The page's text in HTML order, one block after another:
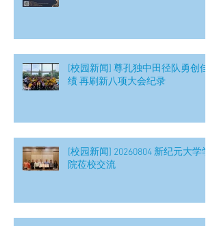
[校园新闻] 尊孔独中田径队勇创佳
绩 再刷新八项大会纪录
[校园新闻] 20260804 新纪元大学学
院莅校交流